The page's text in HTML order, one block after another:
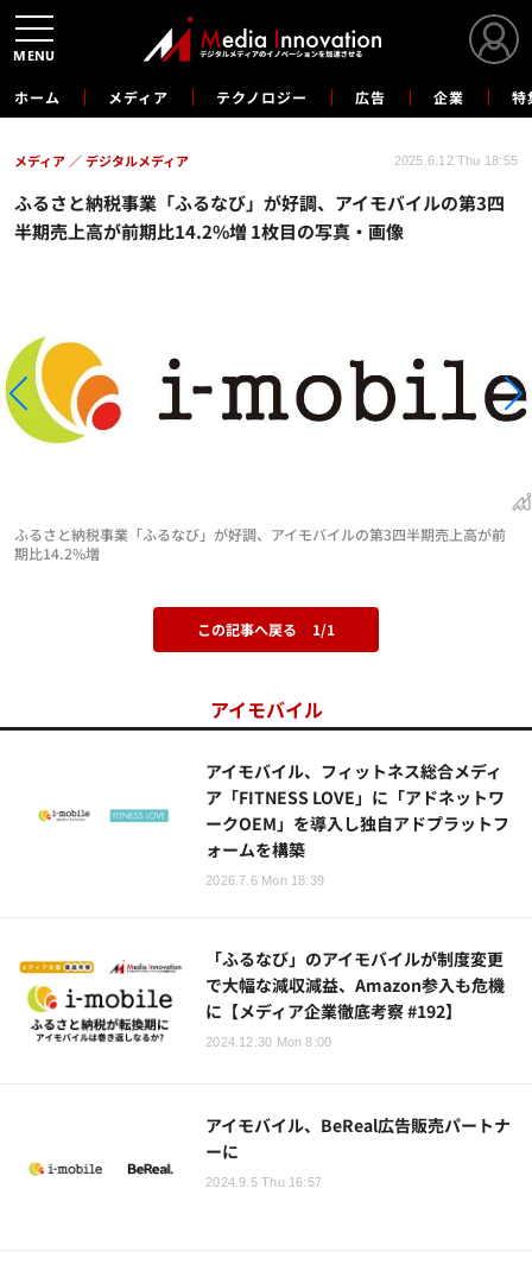
ホーム メディア テクノロジー 広告 企業 特
ふるさと納税事業「ふるなび」が好調、アイモバイルの第3四
半期売上高が前期比14.2%増 1枚目の写真・画像
メディア デジタルメディア 2025.6.12 Thu 18:55
ふるさと納税事業「ふるなび」が好調、アイモバイルの第3四半期売上高が前
期比14.2%増
この記事へ戻る 1/1
アイモバイル
アイモバイル、フィットネス総合メディ
ア「FITNESS LOVE」に「アドネットワ
ークOEM」を導入し独自アドプラットフ
ォームを構築
2026.7.6 Mon 18:39
「ふるなび」のアイモバイルが制度変更
で大幅な減収減益、Amazon参入も危機
に【メディア企業徹底考察 #192】
2024.12.30 Mon 8:00
アイモバイル、BeReal広告販売パートナ
ーに
2024.9.5 Thu 16:57
MENU